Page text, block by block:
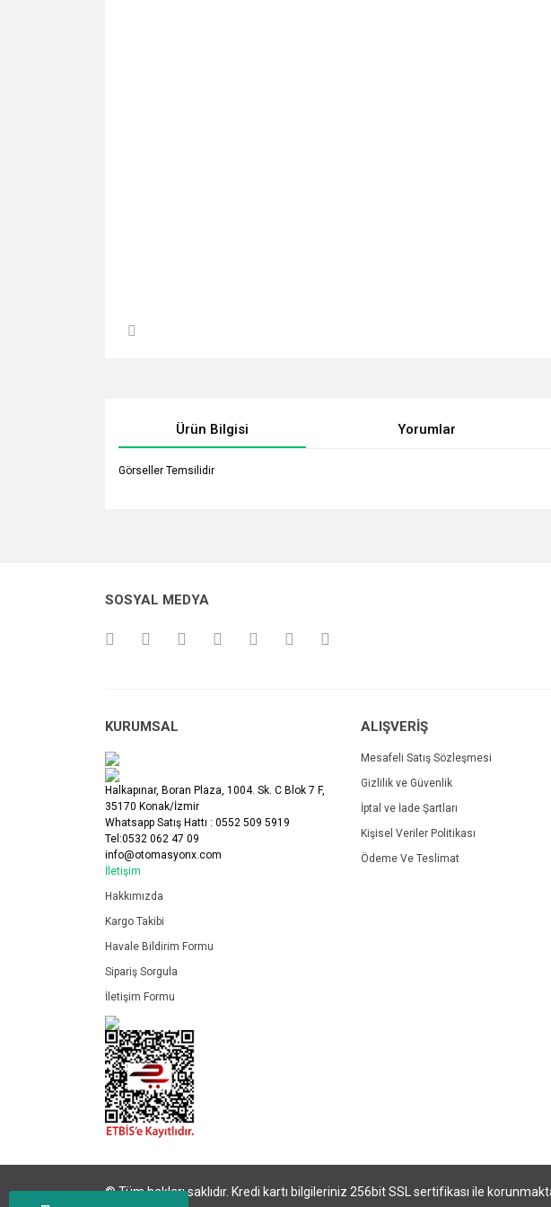
Ürün Bilgisi Yorumlar
Görseller Temsilidir
Ürün açıklamasında eksik bilgiler bulunuyor.
SOSYAL MEDYA
KURUMSAL
Halkapınar, Boran Plaza, 1004. Sk. C Blok 7 F,
35170 Konak/İzmir
Whatsapp Satış Hattı : 0552 509 5919
Tel:0532 062 47 09
info@otomasyonx.com
İletişim
Hakkımızda
Kargo Takibi
Havale Bildirim Formu
Sipariş Sorgula
İletişim Formu
ALIŞVERİŞ
Mesafeli Satış Sözleşmesi
Gizlilik ve Güvenlik
İptal ve İade Şartları
Kişisel Veriler Politikası
Ödeme Ve Teslimat
© Tüm hakları saklıdır. Kredi kartı bilgileriniz 256bit SSL sertifikası ile